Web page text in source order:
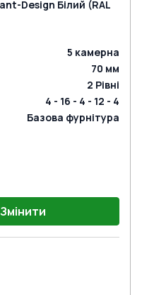
Design Білий (RAL
5 камерна
70 мм
2 Рівні
4 - 16 - 4 - 12 - 4
Базова фурнітура